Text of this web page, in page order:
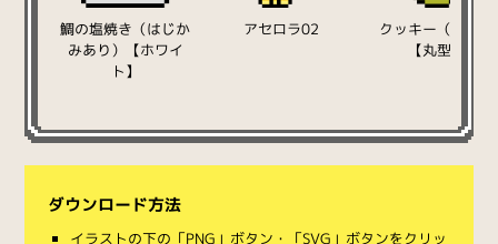
鯛の塩焼き（はじか
みあり）【ホワイ
ト】
アセロラ02
クッキー（抹茶）
【丸型】
ダウンロード方法
イラストの下の「PNG」ボタン・「SVG」ボタンをクリッ